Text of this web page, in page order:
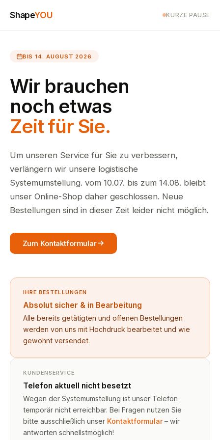
ShapeYOU KURZE PAUSE
BIS 14. AUGUST 2026
Wir brauchen
noch etwas
Zeit für Sie.
Um unseren Service für Sie zu verbessern,
verlängern wir unsere logistische
Systemumstellung. vom 10.07. bis zum 14.08. bleibt
unser Online-Shop daher geschlossen. Neue
Bestellungen sind in dieser Zeit leider nicht möglich.
Zum Kontaktformular
IHRE BESTELLUNGEN
Absolut sicher & in Bearbeitung
Alle bereits getätigten und offenen Bestellungen
werden von uns mit Hochdruck bearbeitet und wie
gewohnt versendet.
KUNDENSERVICE
Telefon aktuell nicht besetzt
Wegen der Systemumstellung ist unser Telefon
temporär nicht erreichbar. Bei Fragen nutzen Sie
bitte ausschließlich unser Kontaktformular– wir
antworten schnellstmöglich!